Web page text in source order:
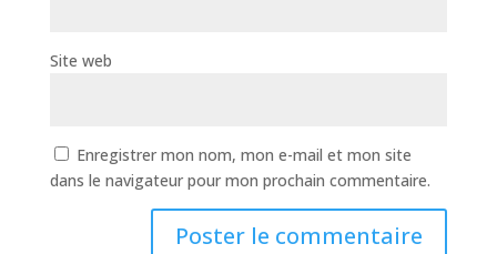
Site web
Enregistrer mon nom, mon e-mail et mon site
dans le navigateur pour mon prochain commentaire.